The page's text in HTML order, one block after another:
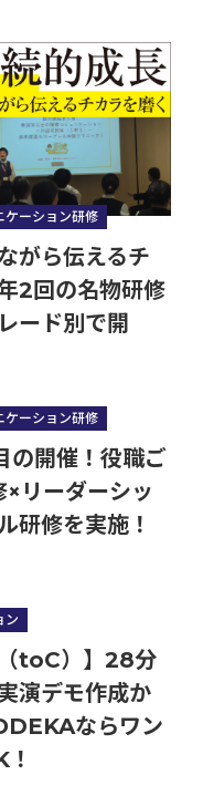
ケーション研修
がら伝えるチ
2回の名物研修
ード別で開
ケーション研修
の開催！役職ご
リーダーシッ
研修を実施！
ン
（toC）】28分
演デモ作成か
ならワン